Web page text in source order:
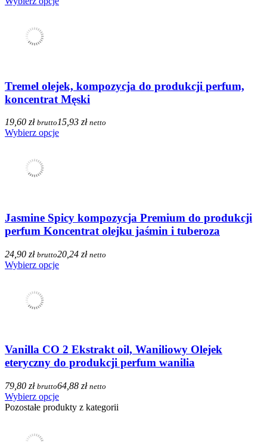
Tremel olejek, kompozycja do produkcji perfum,
koncentrat Męski
19,60 zł brutto 15,93 zł netto
Wybierz opcje
Jasmine Spicy kompozycja Premium do produkcji
perfum Koncentrat olejku jaśmin i tuberoza
24,90 zł brutto20,24 zł netto
Wybierz opcje
Vanilla CO 2 Ekstrakt oil, Waniliowy Olejek
eteryczny do produkcji perfum wanilia
79,80 zł brutto64,88 zł netto
Wybierz opcje
Pozostałe produkty z kategorii